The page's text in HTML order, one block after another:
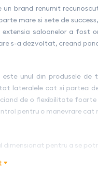
un brand renumit
mare si sete de
saloanelor a fost
s-a dezvoltat, creand
este unul din produsele
lateralele cat si partea
de o flexibilitate
pentru o manevrare
pentru a se
tensiune constanta pe par